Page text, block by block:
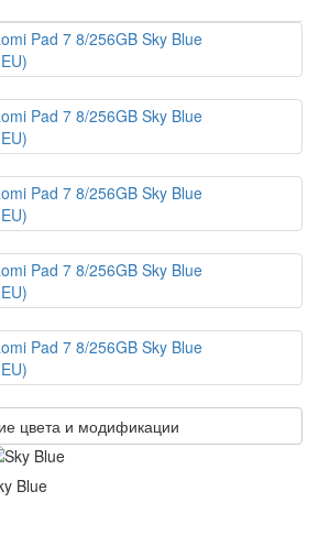
цвета и модификации
Blue